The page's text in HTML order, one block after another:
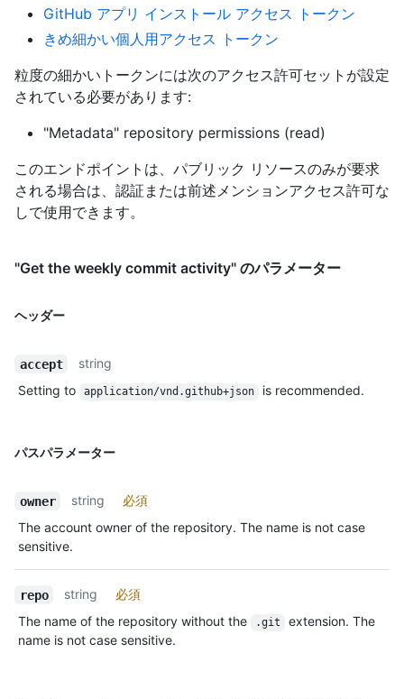
GitHub アプリ インストール アクセス トークン
きめ細かい個人用アクセス トークン
粒度の細かいトークンには次のアクセス許可セットが設定
されている必要があります:
"Metadata" repository permissions (read)
このエンドポイントは、パブリック リソースのみが要求
される場合は、認証または前述メンションアクセス許可な
しで使用できます。
"Get the weekly commit activity" のパラメーター
ヘッダー
accept
string
Setting to
application/vnd.github+json is recommended.
パスパラメーター
owner string
必須
The account owner of the repository. The name is not case
sensitive.
repo string
必須
The name of the repository without the
.git
extension. The
name is not case sensitive.